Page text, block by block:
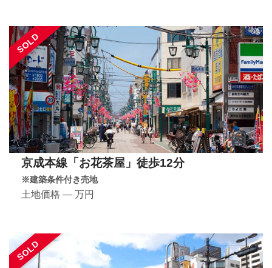
SOLD
京成本線「お花茶屋」徒歩12分
※建築条件付き売地
土地価格 ― 万円
SOLD